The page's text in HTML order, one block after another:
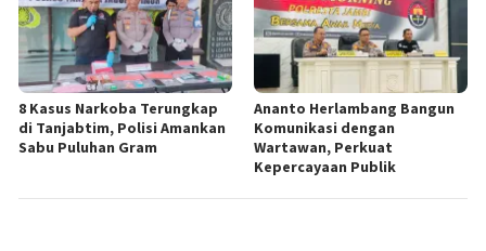
8 Kasus Narkoba Terungkap
di Tanjabtim, Polisi Amankan
Sabu Puluhan Gram
Ananto Herlambang Bangun
Komunikasi dengan
Wartawan, Perkuat
Kepercayaan Publik